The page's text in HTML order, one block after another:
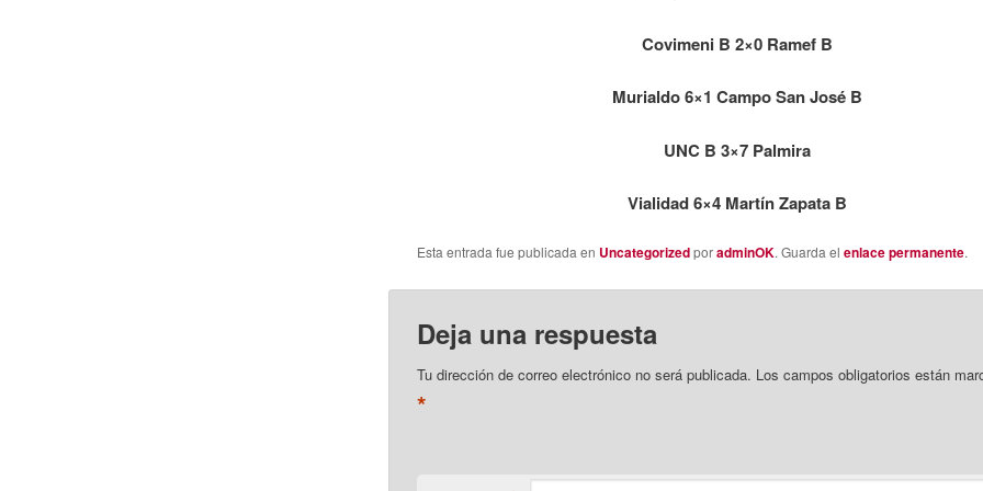
Covimeni B 2×0 Ramef B
Murialdo 6×1 Campo San José B
UNC B 3×7 Palmira
Vialidad 6×4 Martín Zapata B
Esta entrada fue publicada en UncategorizedporadminOK. Guarda el enlace permanente.
Deja una respuesta
Tu dirección de correo electrónico no será publicada. Los campos obligatorios están
*